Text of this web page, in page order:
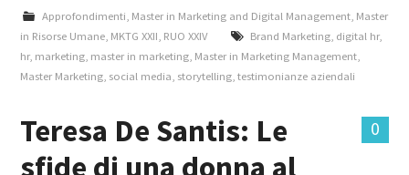
Approfondimenti Master in Marketing and Digital Management, Master
in Risorse Umane MKTG XXII RUO XXIV Brand Marketing, digital hr,
hr, marketing master in marketing Master in Marketing Management
Master Marketing social media storytelling ,testimonianze aziendali
0
Teresa De Santis: Le
sfide di una donna al